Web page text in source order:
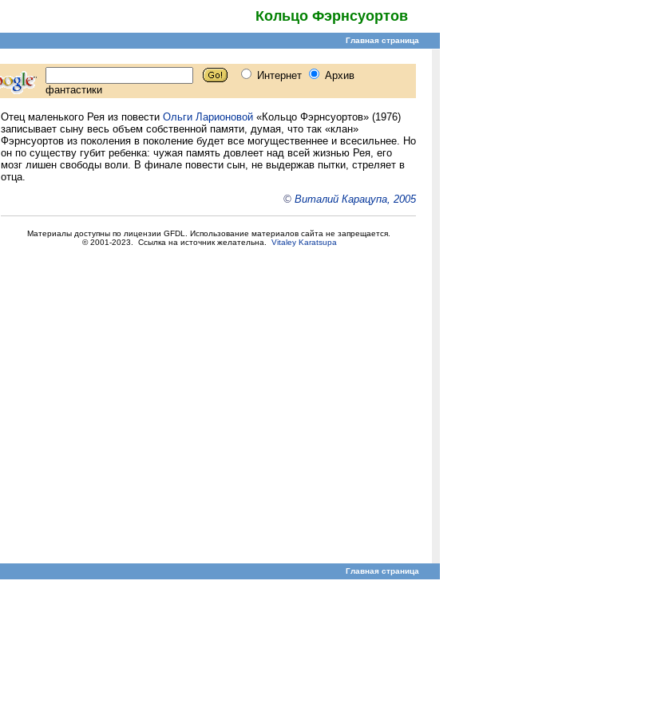
Кольцо Фэрнсуортов
Отец маленького Рея из повести Ольги Ларионовой «Кольцо Фэрнсуортов» (1976)
записывает сыну весь объем собственной памяти, думая, что так «клан»
Фэрнсуортов из поколения в поколение будет все могущественнее и всесильнее. Но
он по существу губит ребенка: чужая память довлеет над всей жизнью Рея, его
мозг лишен свободы воли. В финале повести сын, не выдержав пытки, стреляет в
отца.
© Виталий Карацупа, 2005